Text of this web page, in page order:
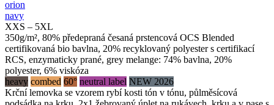
orion
navy
XXS – 5XL
350g/m², 80% předepraná česaná prstencová OCS Blended
certifikovaná bio bavlna, 20% recyklovaný polyester s certifikací
RCS, enzymaticky prané, grey melange: 74% bavlna, 20%
polyester, 6% viskóza
heavy combed 60° neutral label NEW 2026
Krční lemovka se vzorem rybí kosti tón v tónu, půlměsícová